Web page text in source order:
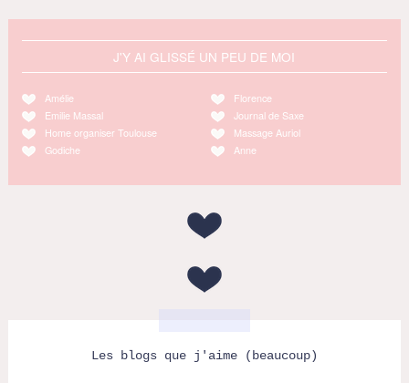
J'Y AI GLISSÉ UN PEU DE MOI
Amélie
Emilie Massal
Home organiser Toulouse
Godiche
Florence
Journal de Saxe
Massage Auriol
Anne
Les blogs que j'aime (beaucoup)